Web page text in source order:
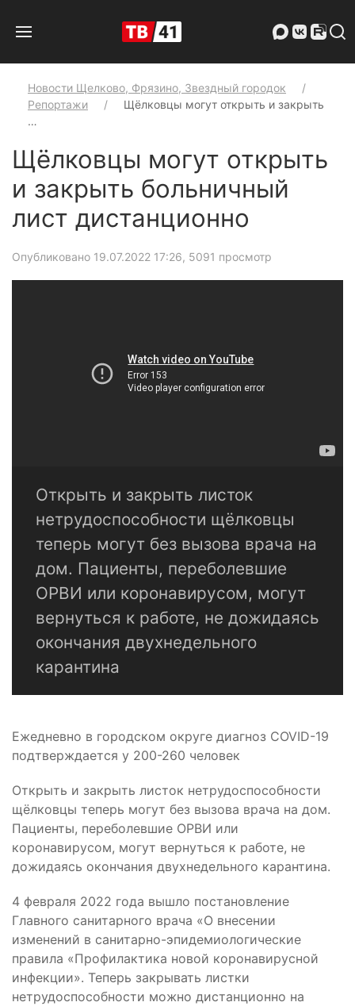
Новости Щелково, Фрязино, Звездный городок
Репортажи
Щёлковцы могут открыть и закрыть
…
Щёлковцы могут открыть
и закрыть больничный
лист дистанционно
Опубликовано 19.07.2022 17:26, 5091 просмотр
Открыть и закрыть листок
нетрудоспособности щёлковцы
теперь могут без вызова врача на
дом. Пациенты, переболевшие
ОРВИ или коронавирусом, могут
вернуться к работе, не дожидаясь
окончания двухнедельного
карантина
Ежедневно в городском округе диагноз COVID-19
подтверждается у 200-260 человек
Открыть и закрыть листок нетрудоспособности
щёлковцы теперь могут без вызова врача на дом.
Пациенты, переболевшие ОРВИ или
коронавирусом, могут вернуться к работе, не
дожидаясь окончания двухнедельного карантина.
4 февраля 2022 года вышло постановление
Главного санитарного врача «О внесении
изменений в санитарно-эпидемиологические
правила «Профилактика новой коронавирусной
инфекции». Теперь закрывать листки
нетрудоспособности можно дистанционно на